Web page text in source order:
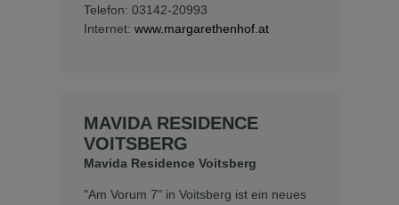
Telefon: 03142-20993
Internet: www.margarethenhof.at
MAVIDA RESIDENCE
VOITSBERG
Mavida Residence Voitsberg
"Am Vorum 7" in Voitsberg ist ein neues